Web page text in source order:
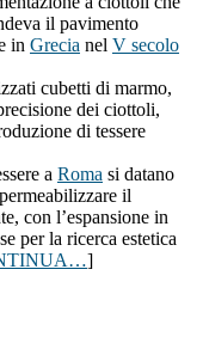
il pavimento
in Grecia nel V secolo
cubetti di marmo,
dei ciottoli,
di tessere
a Roma si datano
il
con l’espansione in
per la ricerca estetica
]